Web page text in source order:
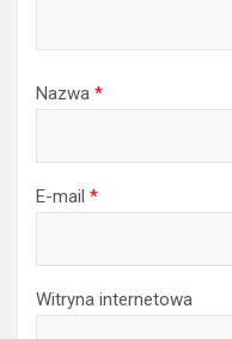
Nazwa *
E-mail *
Witryna internetowa